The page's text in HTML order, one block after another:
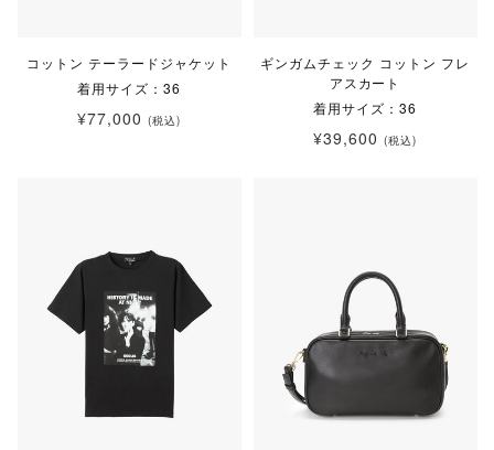
コットン テーラードジャケット
着用サイズ：36
¥77,000 (税込)
ギンガムチェック コットン フレ
アスカート
着用サイズ：36
¥39,600 (税込)